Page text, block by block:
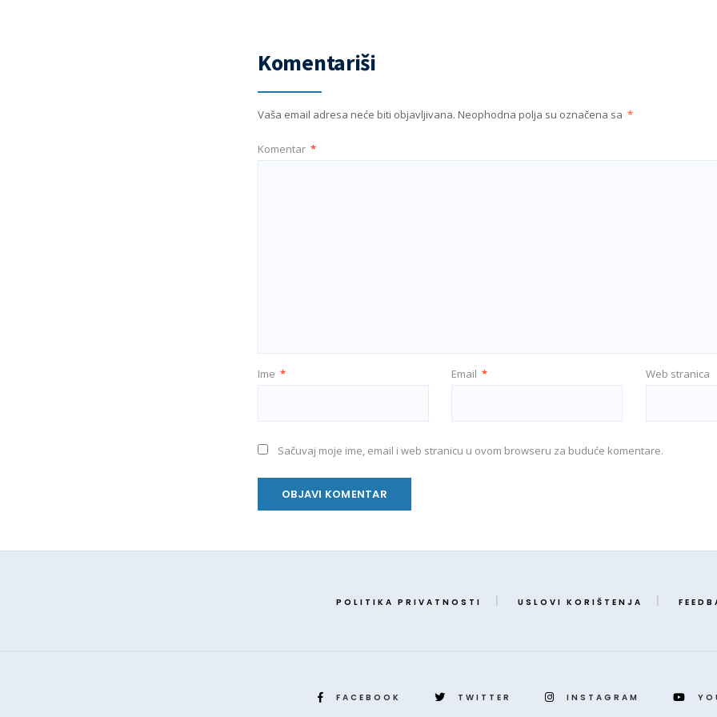
Komentariši
Vaša email adresa neće biti objavljivana. Neophodna polja su označena sa *
Komentar *
Ime * Email * Web stranica
Sačuvaj moje ime, email i web stranicu u ovom browseru za buduće komentare.
POLITIKA PRIVATNOSTI USLOVI KORIŠTENJA
FACEBOOK TWITTER INSTAGRAM